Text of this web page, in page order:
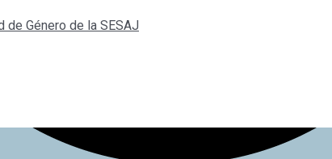
de Género de la SESAJ